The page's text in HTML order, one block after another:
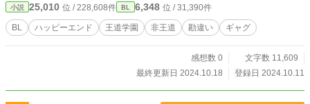
小説 25,010 位 / 228,608件 BL 6,348 位 / 31,390件
BL ハッピーエンド 王道学園 非王道 勘違い ギャグ
感想数 0
文字数 11,609
最終更新日 2024.10.18
登録日 2024.10.11